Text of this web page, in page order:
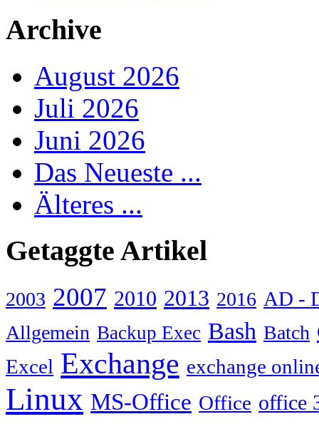
Archive
August 2026
Juli 2026
Juni 2026
Das Neueste ...
Älteres ...
Getaggte Artikel
2003 2007 2010 2013 2016 AD -
Allgemein Backup Exec Bash Batch
Excel Exchange exchange
Linux MS-Office Office office